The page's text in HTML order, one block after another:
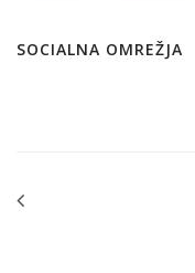
SOCIALNA OMREŽJA